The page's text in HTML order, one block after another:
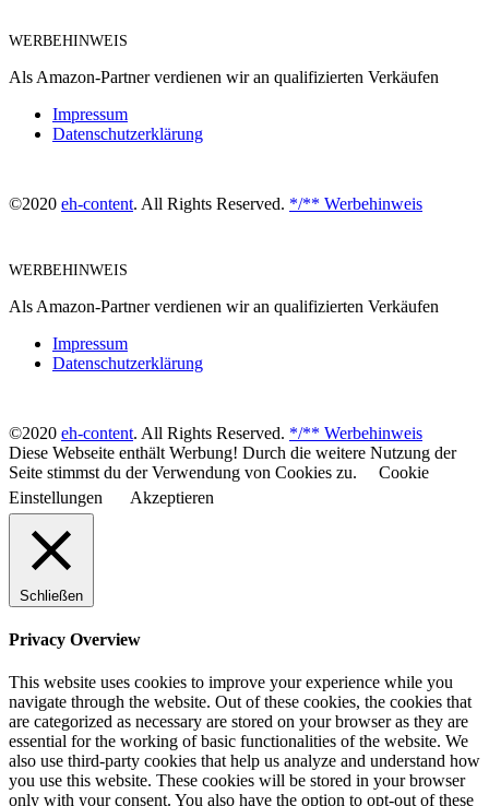
WERBEHINWEIS
Als Amazon-Partner verdienen wir an qualifizierten Verkäufen
Impressum
Datenschutzerklärung
©2020 eh-content. All Rights Reserved. */** Werbehinweis
WERBEHINWEIS
Als Amazon-Partner verdienen wir an qualifizierten Verkäufen
Impressum
Datenschutzerklärung
©2020 eh-content. All Rights Reserved. */** Werbehinweis
Diese Webseite enthält Werbung! Durch die weitere Nutzung der
Seite stimmst du der Verwendung von Cookies zu.
Cookie
Einstellungen
Akzeptieren
Schließen
Privacy Overview
This website uses cookies to improve your experience while you
navigate through the website. Out of these cookies, the cookies that
are categorized as necessary are stored on your browser as they are
essential for the working of basic functionalities of the website. We
also use third-party cookies that help us analyze and understand how
you use this website. These cookies will be stored in your browser
only with your consent. You also have the option to opt-out of these